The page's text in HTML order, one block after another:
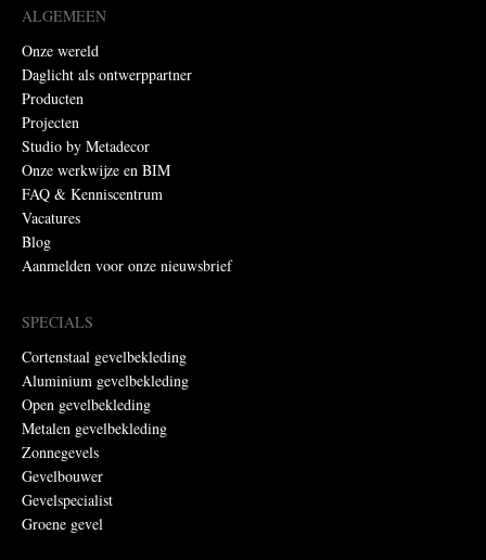
ALGEMEEN
Onze wereld
Daglicht als ontwerppartner
Producten
Projecten
Studio by Metadecor
Onze werkwijze en BIM
FAQ & Kenniscentrum
Vacatures
Blog
Aanmelden voor onze nieuwsbrief
SPECIALS
Cortenstaal gevelbekleding
Aluminium gevelbekleding
Open gevelbekleding
Metalen gevelbekleding
Zonnegevels
Gevelbouwer
Gevelspecialist
Groene gevel